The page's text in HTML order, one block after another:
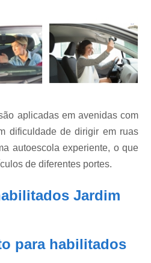
Cnh Suspensa
Cnh Suspensa
por Pontos
Cnh
de Cnh Suspensa
Regularização de Cnh
Cnh
de Habilitação
Primeira
Primeira Habilitação B
Primeira Habilitação Categoria B
aplicadas em avenidas com
dificuldade de dirigir em ruas
autoescola experiente, o que
de diferentes portes.
Jardim
para habilitados